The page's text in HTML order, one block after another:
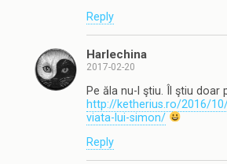
Reply
Harlechina
2017-02-20
Pe ăla nu-l ştiu. Îl ştiu doar
http://ketherius.ro/2016/
viata-lui-simon/
Reply